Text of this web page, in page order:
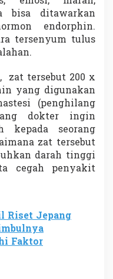
bisa ditawarkan
endorphin.
tersenyum tulus
zat tersebut 200 x
yang digunakan
(penghilang
dokter ingin
kepada seorang
zat tersebut
darah tinggi
cegah penyakit
Riset Jepang
Faktor